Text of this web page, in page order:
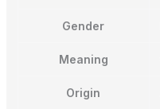
Gender
Meaning
Origin